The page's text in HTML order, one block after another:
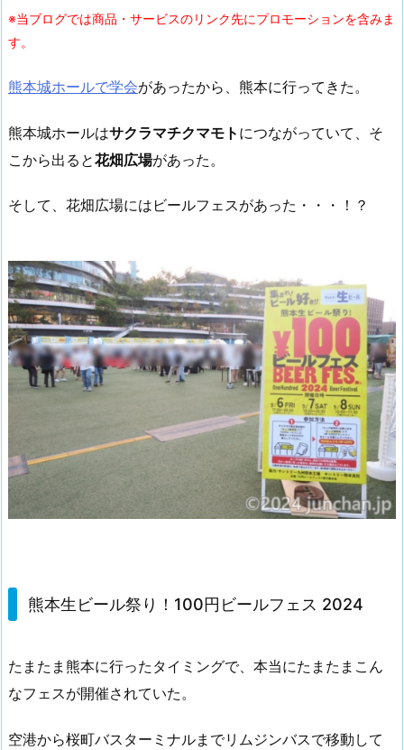
※当ブログでは商品・サービスのリンク先にプロモーションを含みま
す。
熊本城ホールで学会があったから、熊本に行ってきた。
熊本城ホールはサクラマチクマモト につながっていて、そ
こから出ると花畑広場があった。
そして、花畑広場にはビールフェスがあった・・・！？
熊本生ビール祭り！100円ビールフェス 2024
たまたま熊本に行ったタイミングで、本当にたまたまこん
なフェスが開催されていた。
空港から桜町バスターミナルまでリムジンバスで移動して